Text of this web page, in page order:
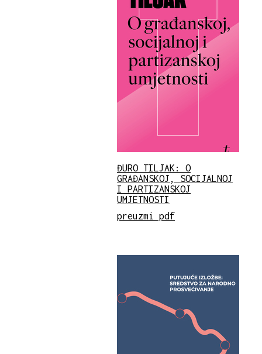
ĐURO TILJAK: O
GRAĐANSKOJ, SOCIJALNOJ
I PARTIZANSKOJ
UMJETNOSTI
preuzmi pdf